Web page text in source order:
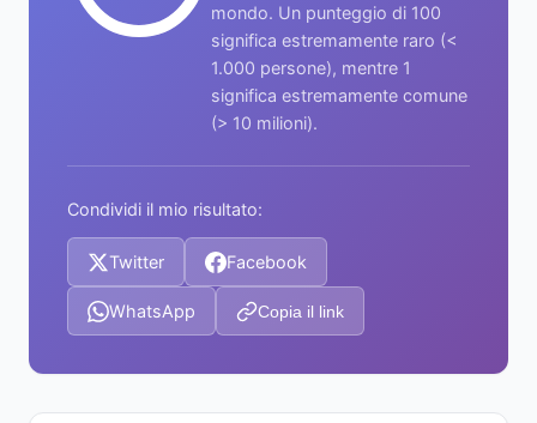
mondo. Un punteggio di 100
significa estremamente raro (<
1.000 persone), mentre 1
significa estremamente comune
(> 10 milioni).
Condividi il mio risultato:
Twitter Facebook
WhatsApp Copia il link